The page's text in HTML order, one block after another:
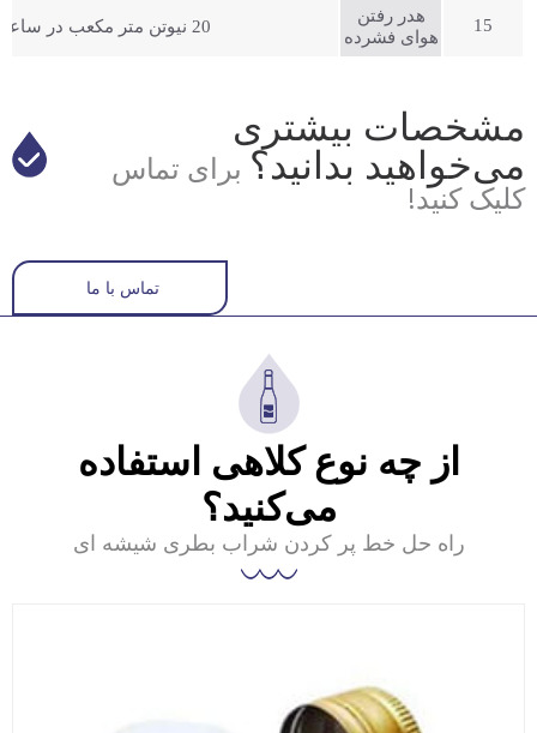
15
هدر رفتن
هوای فشرده
20 نیوتن متر مکعب در ساعت
مشخصات بیشتری
می‌خواهید بدانید؟ برای تماس
کلیک کنید!
تماس با ما
از چه نوع کلاهی استفاده
می‌کنید؟
راه حل خط پر کردن شراب بطری شیشه ای